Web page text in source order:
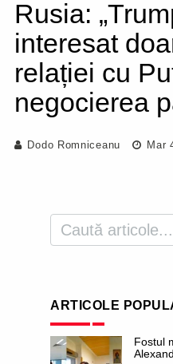
Rusia:
interesat
relației cu
negocierea
Dodo Romniceanu Mar
ARTICOLE
Fostul